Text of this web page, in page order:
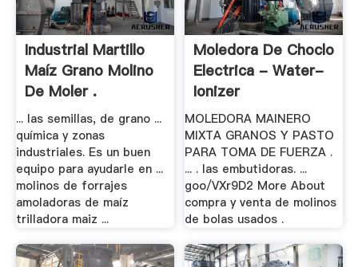
Industrial Martillo
Maíz Grano Molino
De Moler .
... las semillas, de grano ...
química y zonas
industriales. Es un buen
equipo para ayudarle en ...
molinos de forrajes
amoladoras de maíz
trilladora maiz ...
Moledora De Choclo
Electrica - Water-
Ionizer
MOLEDORA MAINERO
MIXTA GRANOS Y PASTO
PARA TOMA DE FUERZA .
... . las embutidoras. ...
goo/VXr9D2 More About
compra y venta de molinos
de bolas usados .